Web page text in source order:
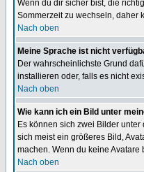
Wenn du dir sicher bist, die
Sommerzeit zu wechseln, daher
Nach oben
Meine Sprache ist nicht
Der wahrscheinlichste Grund
installieren oder, falls es nicht
Nach oben
Wie kann ich ein Bild unter
Es können sich zwei Bilder
sich meist ein größeres Bild,
machen. Wenn du keine
Nach oben